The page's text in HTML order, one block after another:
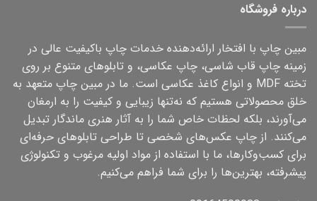
درباره فروشگاه
مبین چاپ با افتخار ارائه‌دهنده خدمات چاپ باکیفیت عالی در
زمینه چاپ قاب شاسی، چاپ عکاسی، و تابلوهای متنوع بر روی
تخته MDF و انواع کاغذ عکاسی است. ما در مبین چاپ متعهد به
خلق محصولاتی هستیم که نه‌تنها زیبایی و کیفیت را به ارمغان
می‌آورند، بلکه لحظات خاص شما را به آثار هنری ماندگار تبدیل
می‌کنند. از چاپ عکس‌های شخصی تا طراحی تابلوهای حرفه‌ای
برای کسب‌وکارها، ما با استفاده از مواد اولیه مرغوب و تکنولوژی
پیشرفته، بهترین‌ها را برای شما فراهم می‌کنیم.